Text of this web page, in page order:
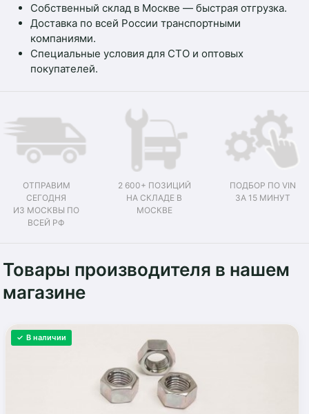
Собственный склад в Москве — быстрая отгрузка.
Доставка по всей России транспортными
компаниями.
Специальные условия для СТО и оптовых
покупателей.
ОТПРАВИМ
СЕГОДНЯ
ИЗ МОСКВЫ ПО
ВСЕЙ РФ
2 600+ ПОЗИЦИЙ
НА СКЛАДЕ В
МОСКВЕ
ПОДБОР ПО VIN
ЗА 15 МИНУТ
Товары производителя в нашем
магазине
✓ В наличии